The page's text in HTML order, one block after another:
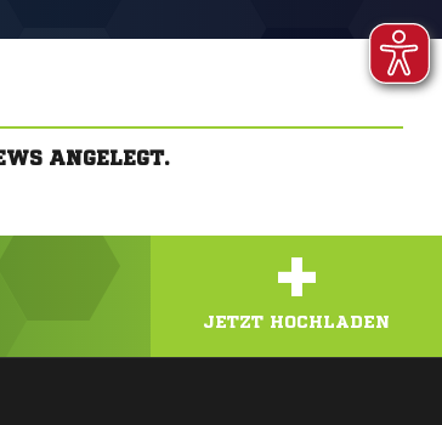
ANGELEGT.
+
JETZT HOCHLADEN